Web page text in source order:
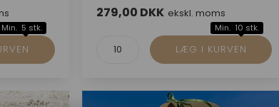
Min. 5 stk.
279,00 DKK ekskl. moms
Min. 10 stk.